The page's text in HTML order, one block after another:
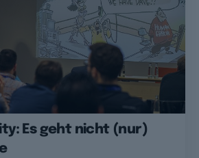
Es geht nicht (nur)